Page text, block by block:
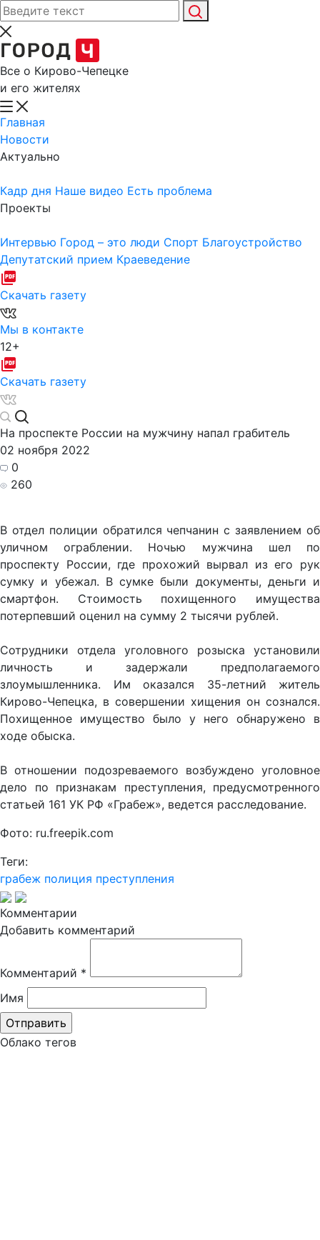
Все о Кирово-Чепецке
и его жителях
Главная
Новости
Актуально
Кадр дня Наше видео Есть проблема
Проекты
Интервью Город – это люди Спорт Благоустройство
Депутатский прием Краеведение
Скачать газету
Мы в контакте
12+
Скачать газету
На проспекте России на мужчину напал грабитель
02 ноября 2022
0
260
В отдел полиции обратился чепчанин с заявлением об
уличном ограблении. Ночью мужчина шел по
проспекту России, где прохожий вырвал из его рук
сумку и убежал. В сумке были документы, деньги и
смартфон. Стоимость похищенного имущества
потерпевший оценил на сумму 2 тысячи рублей.
Сотрудники отдела уголовного розыска установили
личность и задержали предполагаемого
злоумышленника. Им оказался 35-летний житель
Кирово-Чепецка, в совершении хищения он сознался.
Похищенное имущество было у него обнаружено в
ходе обыска.
В отношении подозреваемого возбуждено уголовное
дело по признакам преступления, предусмотренного
статьей 161 УК РФ «Грабеж», ведется расследование.
Фото: ru.freepik.com
Теги:
грабеж полиция преступления
Комментарии
Добавить комментарий
Комментарий *
Имя
Облако тегов